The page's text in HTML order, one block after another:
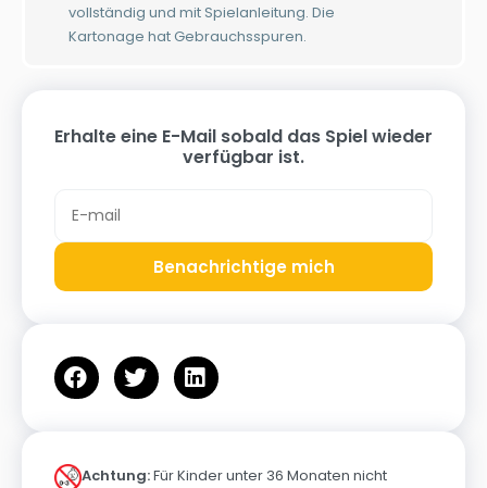
vollständig und mit Spielanleitung. Die
Kartonage hat Gebrauchsspuren.
Erhalte eine E-Mail sobald das Spiel wieder
verfügbar ist.
Benachrichtige mich
Achtung:Für Kinder unter 36 Monaten nicht